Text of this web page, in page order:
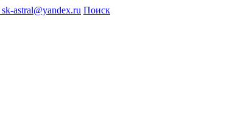
sk-astral@yandex.ru Поиск